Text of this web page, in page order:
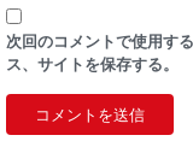
次回のコメントで使用す
ス、サイトを保存する。